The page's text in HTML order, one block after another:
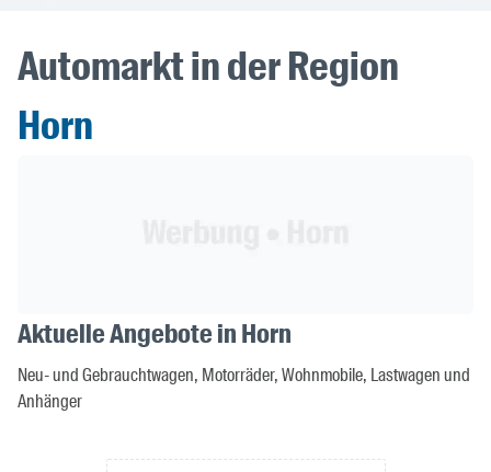
Automarkt in der Region
Horn
Aktuelle Angebote in Horn
Neu- und Gebrauchtwagen, Motorräder, Wohnmobile, Lastwagen und
Anhänger